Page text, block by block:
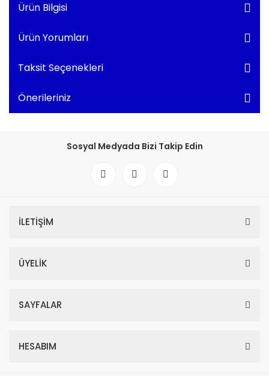
Ürün Bilgisi
Ürün Yorumları
Taksit Seçenekleri
Önerileriniz
Sosyal Medyada Bizi Takip Edin
İLETİŞİM
ÜYELİK
SAYFALAR
HESABIM